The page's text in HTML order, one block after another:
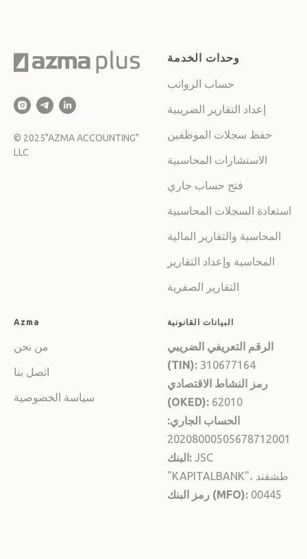
© 2025"AZMA ACCOUNTING"
LLC
وحدات الخدمة
حساب الرواتب
إعداد التقارير الضريبية
حفظ سجلات الموظفين
الاستشارات المحاسبية
فتح حساب جاري
استعادة السجلات المحاسبية
المحاسبة والتقارير المالية
المحاسبة وإعداد التقارير
التقارير الصفرية
Azma
من نحن
اتصل بنا
سياسة الخصوصية
البيانات القانونية
الرقم التعريفي الضريبي
(TIN): 310677164
رمز النشاط الاقتصادي
(OKED): 62010
الحساب الجاري:
20208000505678712001
البنك: JSC
"KAPITALBANK"، طشقند
رمز البنك (MFO): 00445